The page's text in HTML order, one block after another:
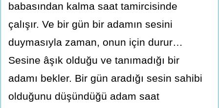
babasından kalma saat tamircisinde
çalışır. Ve bir gün bir adamın sesini
duymasıyla zaman, onun için durur…
Sesine âşık olduğu ve tanımadığı bir
adamı bekler. Bir gün aradığı sesin sahibi
olduğunu düşündüğü adam saat